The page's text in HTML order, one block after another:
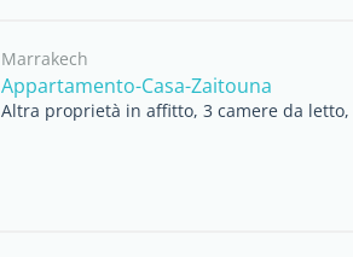
Marrakech
Appartamento-Casa-Zaitouna
Altra proprietà in affitto, 3 camere da letto,